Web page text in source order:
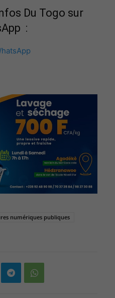
Du Togo sur
:
numériques publiques